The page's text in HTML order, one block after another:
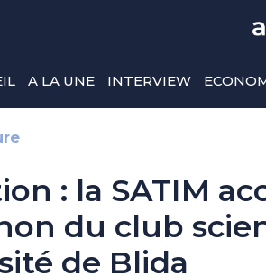
A LA UNE INTERVIEW
: la SATIM
du club
de Blida